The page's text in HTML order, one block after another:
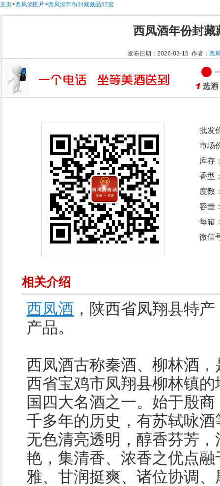
主页>西凤酒图片>西凤酒年份封藏藏品52度
西凤酒年份封藏
发布日期：2026-03-15 作者： 西
批发
市场
库存
香型
度数
容量
每箱
微信
相关介绍
西凤酒 ，陕西省凤翔县特
产品。
西凤酒古称秦酒、柳林酒
西省宝鸡市凤翔县柳林镇
国四大名酒之一。始于殷
千多年的历史，有苏轼咏
无色清亮透明，醇香芬芳
艳，集清香、浓香之优点融
雅、甘润挺爽、诸位协调、